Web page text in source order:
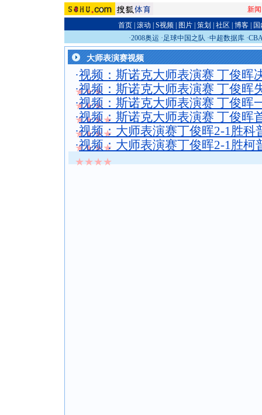
新闻
首页| 滚动 S视频| 图片| 策划 社区 博客|
国
·2008奥运 ·足球中国之队 ·中超数据库·
大师表演赛视频
·视频：斯诺克大师表演赛 丁俊晖
★★★
·视频：斯诺克大师表演赛 丁俊晖
★★★
·视频：斯诺克大师表演赛 丁俊晖
★★★★
·视频：斯诺克大师表演赛 丁俊晖
★★★★
·视频：大师表演赛丁俊晖2-1胜科
★★★★
·视频：大师表演赛丁俊晖2-1胜柯
★★★★